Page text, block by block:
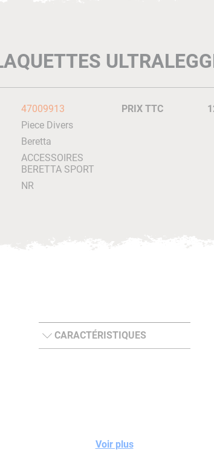
47009913
Piece Divers
Beretta
ACCESSOIRES
BERETTA SPORT
NR
PRIX TTC
CARACTÉRISTIQUES
Voir plus